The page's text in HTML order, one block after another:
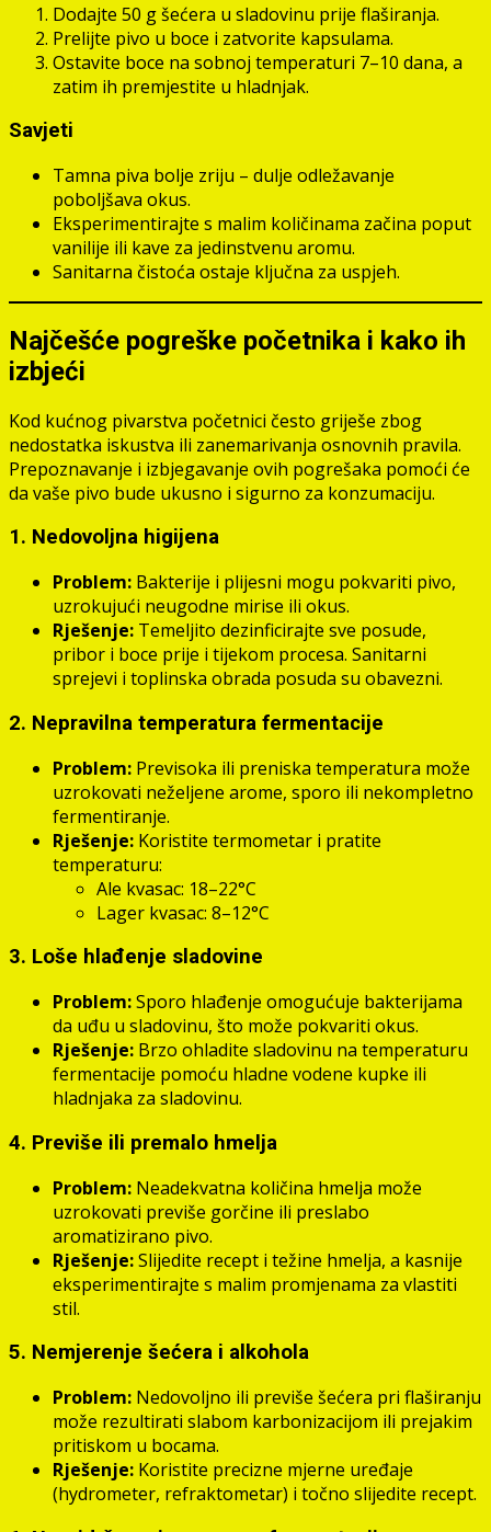
Dodajte 50 g šećera u sladovinu prije flaširanja.
Prelijte pivo u boce i zatvorite kapsulama.
Ostavite boce na sobnoj temperaturi 7–10 dana, a
zatim ih premjestite u hladnjak.
Savjeti
Tamna piva bolje zriju – dulje odležavanje
poboljšava okus.
Eksperimentirajte s malim količinama začina poput
vanilije ili kave za jedinstvenu aromu.
Sanitarna čistoća ostaje ključna za uspjeh.
Najčešće pogreške početnika i kako ih
izbjeći
Kod kućnog pivarstva početnici često griješe zbog
nedostatka iskustva ili zanemarivanja osnovnih pravila.
Prepoznavanje i izbjegavanje ovih pogrešaka pomoći će
da vaše pivo bude ukusno i sigurno za konzumaciju.
1. Nedovoljna higijena
Problem: Bakterije i plijesni mogu pokvariti pivo,
uzrokujući neugodne mirise ili okus.
Rješenje: Temeljito dezinficirajte sve posude,
pribor i boce prije i tijekom procesa. Sanitarni
sprejevi i toplinska obrada posuda su obavezni.
2. Nepravilna temperatura fermentacije
Problem: Previsoka ili preniska temperatura može
uzrokovati neželjene arome, sporo ili nekompletno
fermentiranje.
Rješenje: Koristite termometar i pratite
temperaturu:
Ale kvasac: 18–22°C
Lager kvasac: 8–12°C
3. Loše hlađenje sladovine
Problem:Sporo hlađenje omogućuje bakterijama
da uđu u sladovinu, što može pokvariti okus.
Rješenje: Brzo ohladite sladovinu na temperaturu
fermentacije pomoću hladne vodene kupke ili
hladnjaka za sladovinu.
4. Previše ili premalo hmelja
Problem: Neadekvatna količina hmelja može
uzrokovati previše gorčine ili preslabo
aromatizirano pivo.
Rješenje:Slijedite recept i težine hmelja, a kasnije
eksperimentirajte s malim promjenama za vlastiti
stil.
5. Nemjerenje šećera i alkohola
Problem: Nedovoljno ili previše šećera pri flaširanju
može rezultirati slabom karbonizacijom ili prejakim
pritiskom u bocama.
Rješenje: Koristite precizne mjerne uređaje
(hydrometer, refraktometar) i točno slijedite recept.